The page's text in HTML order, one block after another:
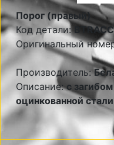
Порог (правый)
Код детали:
Оригинальный
Производитель:
Описание:с
оцинкованной